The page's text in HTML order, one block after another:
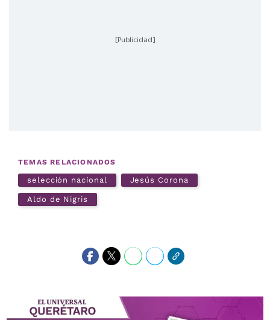
[Publicidad]
TEMAS RELACIONADOS
selección nacional Jesús Corona
Aldo de Nigris